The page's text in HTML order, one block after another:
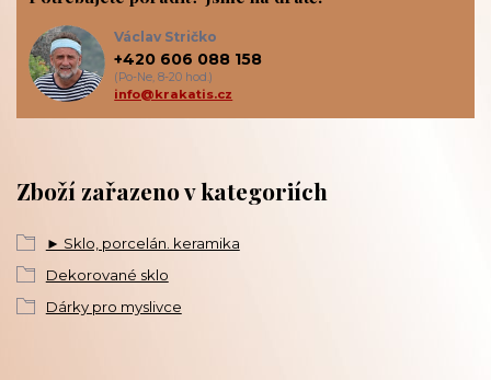
Zboží zařazeno v kategoriích
► Sklo, porcelán. keramika
Dekorované sklo
Dárky pro myslivce
Václav Stričko
+420 606 088 158
(Po-Ne, 8-20 hod.)
info@krakatis.cz